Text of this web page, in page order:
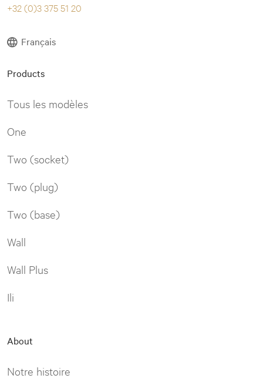
+32 (0)3 375 51 20
Français
Products
Tous les modèles
One
Two (socket)
Two (plug)
Two (base)
Wall
Wall Plus
Ili
About
Notre histoire